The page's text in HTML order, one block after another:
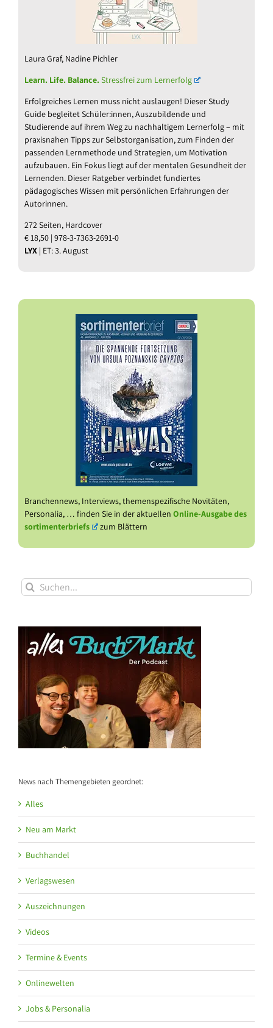
Laura Graf, Nadine Pichler
Learn. Life. Balance.Stressfrei zum Lernerfolg
Erfolgreiches Lernen muss nicht auslaugen! Dieser Study
Guide begleitet Schüler:innen, Auszubildende und
Studierende auf ihrem Weg zu nachhaltigem Lernerfolg – mit
praxisnahen Tipps zur Selbstorganisation, zum Finden der
passenden Lernmethode und Strategien, um Motivation
aufzubauen. Ein Fokus liegt auf der mentalen Gesundheit der
Lernenden. Dieser Ratgeber verbindet fundiertes
pädagogisches Wissen mit persönlichen Erfahrungen der
Autorinnen.
272 Seiten, Hardcover
€ 18,50 | 978-3-7363-2691-0
LYX | ET: 3. August
Branchennews, Interviews, themenspezifische Novitäten,
Personalia, … finden Sie in der aktuellen Online-Ausgabe des
sortimenterbriefs
zum Blättern
Suche
nach:
News nach Themengebieten geordnet:
Alles
Neu am Markt
Buchhandel
Verlagswesen
Auszeichnungen
Videos
Termine & Events
Onlinewelten
Jobs & Personalia